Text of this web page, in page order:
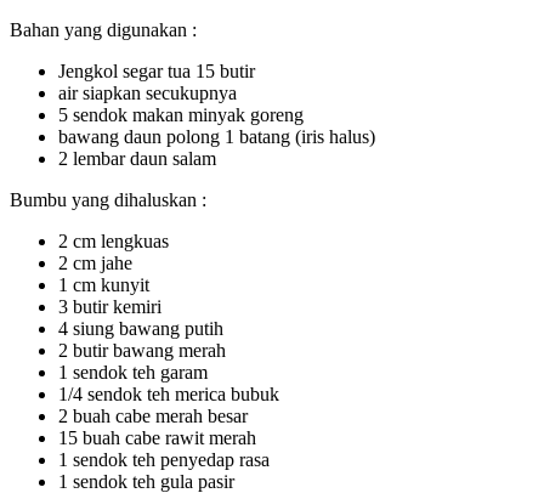
Bahan yang digunakan :
Jengkol segar tua 15 butir
air siapkan secukupnya
5 sendok makan minyak goreng
bawang daun polong 1 batang (iris halus)
2 lembar daun salam
Bumbu yang dihaluskan :
2 cm lengkuas
2 cm jahe
1 cm kunyit
3 butir kemiri
4 siung bawang putih
2 butir bawang merah
1 sendok teh garam
1/4 sendok teh merica bubuk
2 buah cabe merah besar
15 buah cabe rawit merah
1 sendok teh penyedap rasa
1 sendok teh gula pasir